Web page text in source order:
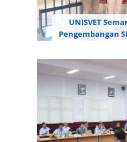
UNISVET
Pengembangan
Universitas Ivet
strategi
(SDM) menuju
Perguruan Tinggi